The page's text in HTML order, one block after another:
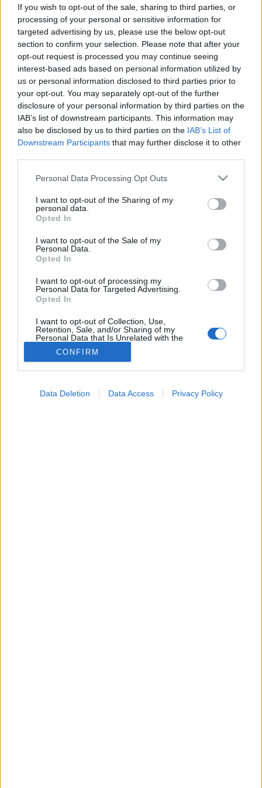
If you wish to opt-out of the sale, sharing to third parties, or
processing of your personal or sensitive information for
targeted advertising by us, please use the below opt-out
section to confirm your selection. Please note that after your
opt-out request is processed you may continue seeing
interest-based ads based on personal information utilized by
us or personal information disclosed to third parties prior to
your opt-out. You may separately opt-out of the further
disclosure of your personal information by third parties on the
IAB’s list of downstream participants. This information may
also be disclosed by us to third parties on the IAB’s List of
Downstream Participants that may further disclose it to other
Please note that this website/app uses one or more Google
not limited to your visit or usage behaviour. You may click to
grant or deny consent to Google and its third-party tags to
use your data for below specified purposes in below Google
consent section.
Personal Data Processing Opt Outs
I want to opt-out of the Sharing of my
personal data.
Opted In
I want to opt-out of the Sale of my
Personal Data.
Opted In
I want to opt-out of processing my
Personal Data for Targeted Advertising.
Opted In
I want to opt-out of Collection, Use,
Retention, Sale, and/or Sharing of my
Personal Data that Is Unrelated with the
Purposes for which it was collected.
Opted Out
CONFIRM
Data Deletion Data Access Privacy Policy
Hírek
2023. augusztus 13. 17:49